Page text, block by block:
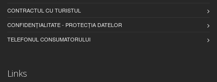
CONTRACTUL CU TURISTUL
CONFIDENȚIALITATE - PROTECȚIA DATELOR
TELEFONUL CONSUMATORULUI
Links